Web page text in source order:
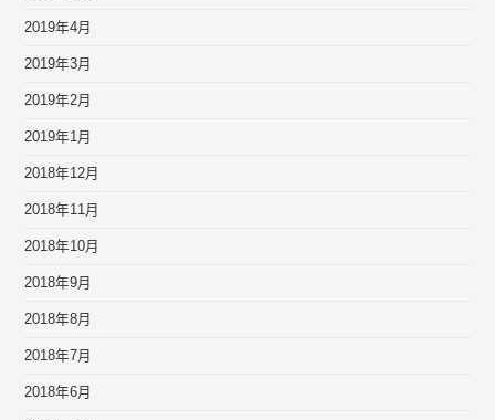
2019年4月
2019年3月
2019年2月
2019年1月
2018年12月
2018年11月
2018年10月
2018年9月
2018年8月
2018年7月
2018年6月